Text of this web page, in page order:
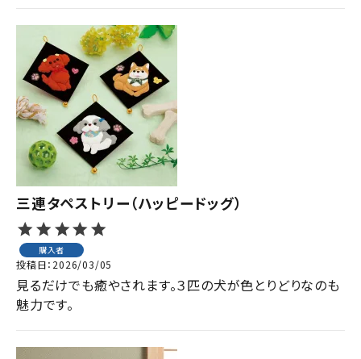
三連タペストリー（ハッピードッグ）
購入者
投稿日 2026/03/05
見るだけでも癒やされます。３匹の犬が色とりどりなのも
魅力です。